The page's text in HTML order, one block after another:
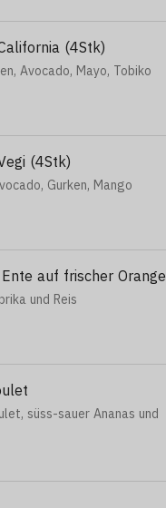
(4Stk)
Avocado, Mayo, Tobiko
(4Stk)
Gurken, Mango
auf frischer Orange
und Reis
süss-sauer Ananas und